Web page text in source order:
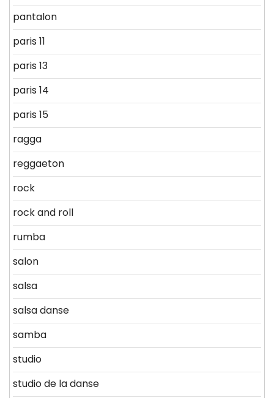
pantalon
paris 11
paris 13
paris 14
paris 15
ragga
reggaeton
rock
rock and roll
rumba
salon
salsa
salsa danse
samba
studio
studio de la danse